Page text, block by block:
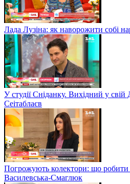
Лада Лузіна: як наворожити собі
У студії Сніданку. Вихідний у
Сеітаблаєв
Погрожують колектори: що робити
Василевська-Смаглюк